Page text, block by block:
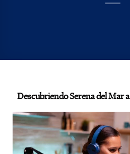
Descubriendo Serena del Mar